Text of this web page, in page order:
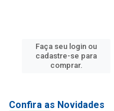
Faça seu login ou
cadastre-se para
comprar.
Confira as Novidades